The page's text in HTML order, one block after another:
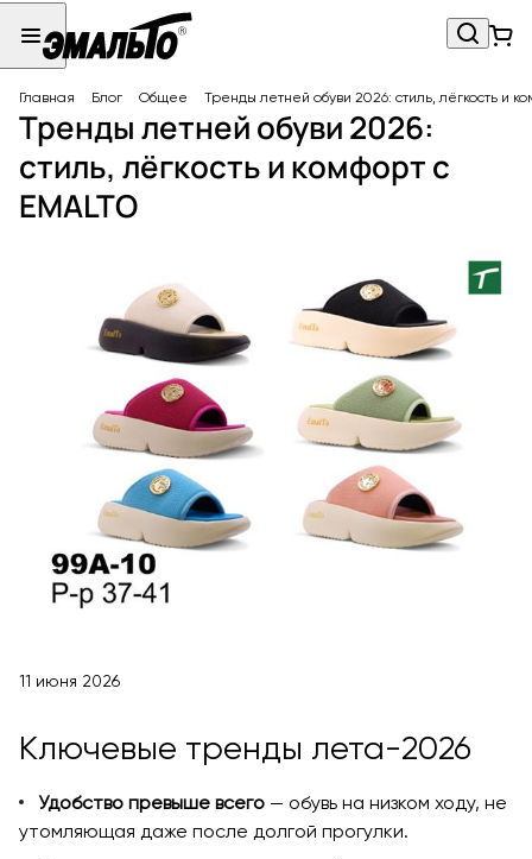
Главная Блог Общее Тренды летней обуви 2026: стиль, лёгкость и
Тренды летней обуви 2026:
стиль, лёгкость и комфорт с
EMALTO
11 июня 2026
Ключевые тренды лета-2026
Удобство превыше всего — обувь на низком ходу, не
утомляющая даже после долгой прогулки.